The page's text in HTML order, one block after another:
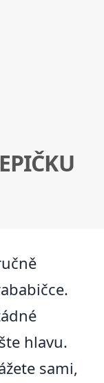
hlavu.
sami,